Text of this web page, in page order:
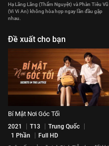
Hạ Lãng Lãng (Thẩm Nguyệt) và Phàn Tiêu Vũ
(Vi Vi An) không hòa hợp ngay lần đầu gặp
nhau.
Đề xuất cho bạn
Bí Mật Nơi Góc Tối
2021 T13
Trung Quốc
1 Phần
Full HD